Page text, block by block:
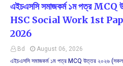
এইচএসসি সমাজকর্ম ১ম পত্র MCQ
HSC Social Work 1st
2026
Bd
August 06, 2026
এইচএসসি সমাজকর্ম ১ম পত্র MCQ উত্তর ২০২৬